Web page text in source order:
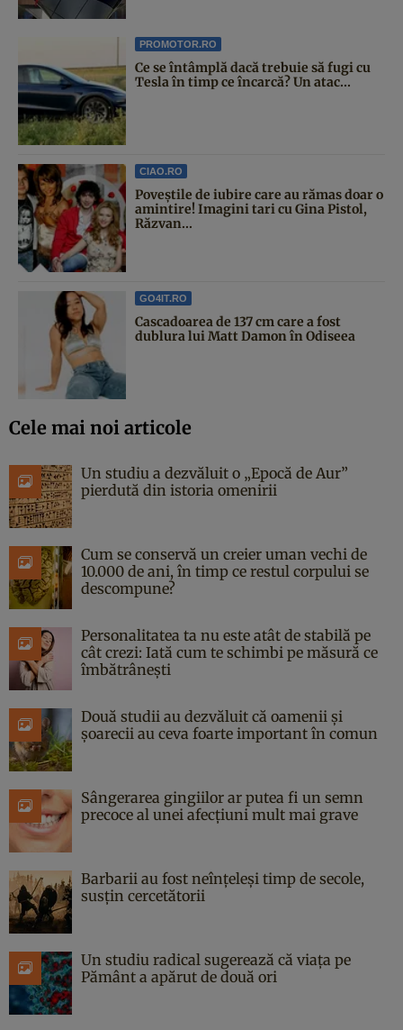
PROMOTOR.RO
Ce se întâmplă dacă trebuie să fugi cu
Tesla în timp ce încarcă? Un atac...
CIAO.RO
Poveştile de iubire care au rămas doar o
amintire! Imagini tari cu Gina Pistol,
Răzvan...
GO4IT.RO
Cascadoarea de 137 cm care a fost
dublura lui Matt Damon în Odiseea
Cele mai noi articole
Un studiu a dezvăluit o „Epocă de Aur”
pierdută din istoria omenirii
Cum se conservă un creier uman vechi de
10.000 de ani, în timp ce restul corpului se
descompune?
Personalitatea ta nu este atât de stabilă pe
cât crezi: Iată cum te schimbi pe măsură ce
îmbătrânești
Două studii au dezvăluit că oamenii și
șoarecii au ceva foarte important în comun
Sângerarea gingiilor ar putea fi un semn
precoce al unei afecțiuni mult mai grave
Barbarii au fost neînțeleși timp de secole,
susțin cercetătorii
Un studiu radical sugerează că viața pe
Pământ a apărut de două ori